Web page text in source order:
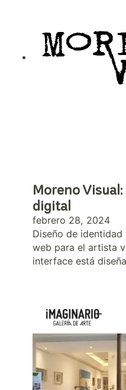
Moreno
digital
febrero 28, 2024
Diseño de
web para el artista
interface está